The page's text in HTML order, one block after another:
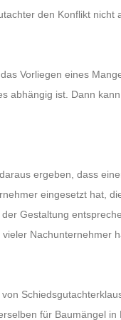
den Konflikt nicht
Vorliegen eines
abhängig ist. Dann
ergeben, dass
eingesetzt hat,
Gestaltung
Nachunternehmer
für Baumängel